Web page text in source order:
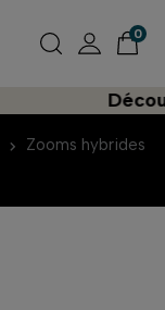
0
Zooms hybrides